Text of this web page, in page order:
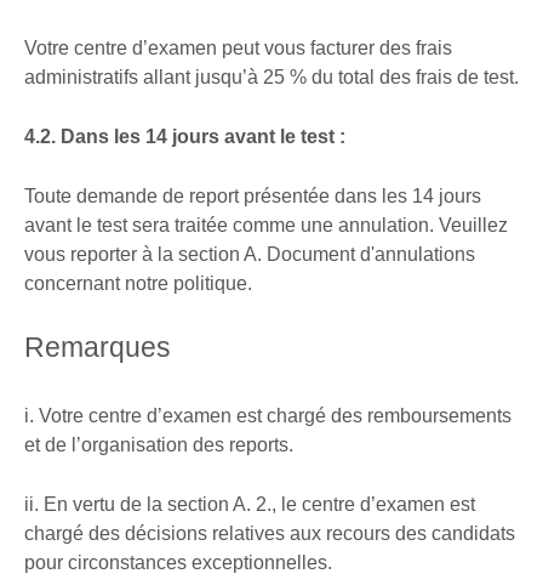
Votre centre d’examen peut vous facturer des frais
administratifs allant jusqu’à 25 % du total des frais de test.
4.2. Dans les 14 jours avant le test :
Toute demande de report présentée dans les 14 jours
avant le test sera traitée comme une annulation. Veuillez
vous reporter à la section A. Document d'annulations
concernant notre politique.
Remarques
i. Votre centre d’examen est chargé des remboursements
et de l’organisation des reports.
ii. En vertu de la section A. 2., le centre d’examen est
chargé des décisions relatives aux recours des candidats
pour circonstances exceptionnelles.